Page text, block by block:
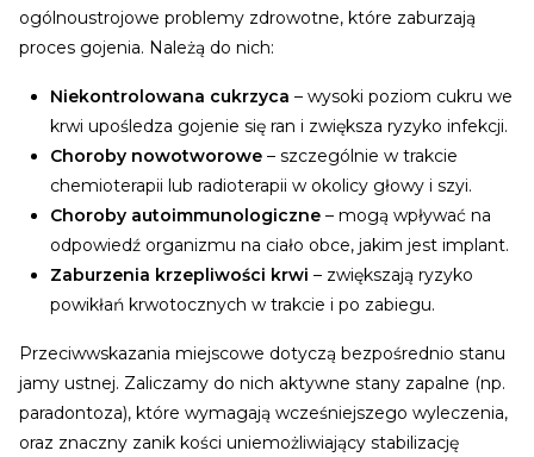
ogólnoustrojowe problemy zdrowotne, które zaburzają
proces gojenia. Należą do nich:
Niekontrolowana cukrzyca – wysoki poziom cukru we
krwi upośledza gojenie się ran i zwiększa ryzyko infekcji.
Choroby nowotworowe – szczególnie w trakcie
chemioterapii lub radioterapii w okolicy głowy i szyi.
Choroby autoimmunologiczne – mogą wpływać na
odpowiedź organizmu na ciało obce, jakim jest implant.
Zaburzenia krzepliwości krwi – zwiększają ryzyko
powikłań krwotocznych w trakcie i po zabiegu.
Przeciwwskazania miejscowe dotyczą bezpośrednio stanu
jamy ustnej. Zaliczamy do nich aktywne stany zapalne (np.
paradontoza), które wymagają wcześniejszego wyleczenia,
oraz znaczny zanik kości uniemożliwiający stabilizację